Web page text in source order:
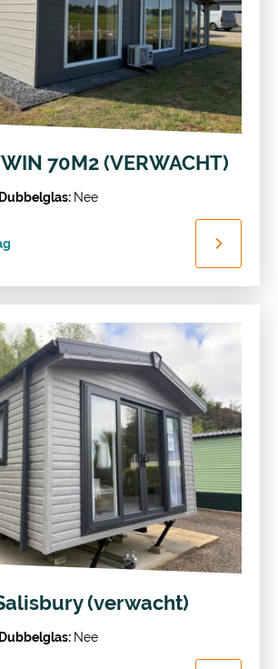
70M2 (VERWACHT)
Dubbelglas: Nee
(verwacht)
Dubbelglas: Nee